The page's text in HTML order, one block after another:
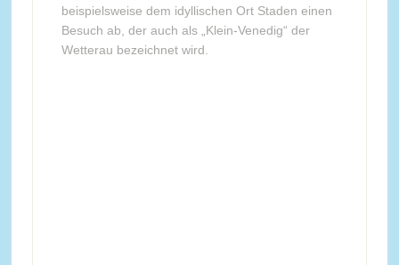
beispielsweise dem idyllischen Ort Staden einen
Besuch ab, der auch als „Klein-Venedig“ der
Wetterau bezeichnet wird.